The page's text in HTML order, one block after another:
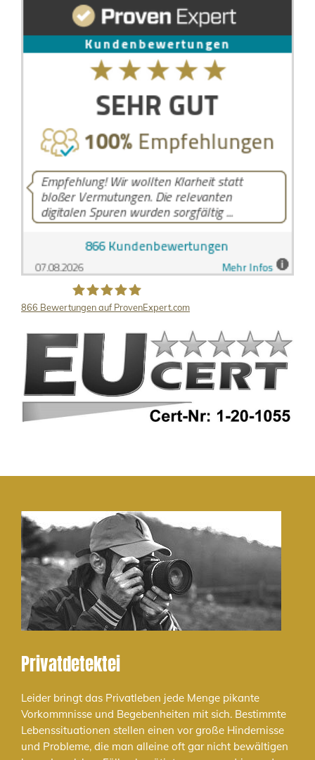
LB Detektive GmbH
866 Bewertungen auf ProvenExpert.com
Privatdetektei
Leider bringt das Privatleben jede Menge pikante
Vorkommnisse und Begebenheiten mit sich. Bestimmte
Lebenssituationen stellen einen vor große Hindernisse
und Probleme, die man alleine oft gar nicht bewältigen